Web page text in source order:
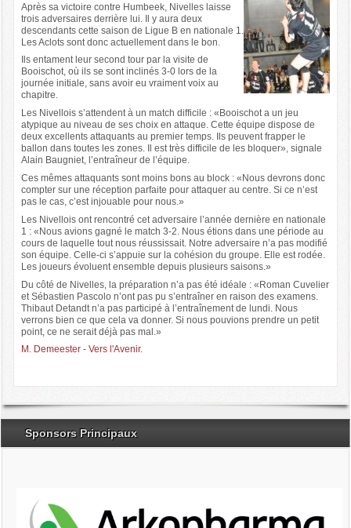
Après sa victoire contre Humbeek, Nivelles laisse
trois adversaires derrière lui. Il y aura deux
descendants cette saison de Ligue B en nationale 1.
Les Aclots sont donc actuellement dans le bon.
Ils entament leur second tour par la visite de
Booischot, où ils se sont inclinés 3-0 lors de la
journée initiale, sans avoir eu vraiment voix au
chapitre.
Les Nivellois s’attendent à un match difficile : «Booischot a un jeu
atypique au niveau de ses choix en attaque. Cette équipe dispose de
deux excellents attaquants au premier temps. Ils peuvent frapper le
ballon dans toutes les zones. Il est très difficile de les bloquer», signale
Alain Baugniet, l’entraîneur de l’équipe.
Ces mêmes attaquants sont moins bons au block : «Nous devrons donc
compter sur une réception parfaite pour attaquer au centre. Si ce n’est
pas le cas, c’est injouable pour nous.»
Les Nivellois ont rencontré cet adversaire l’année dernière en nationale
1 : «Nous avions gagné le match 3-2. Nous étions dans une période au
cours de laquelle tout nous réussissait. Notre adversaire n’a pas modifié
son équipe. Celle-ci s’appuie sur la cohésion du groupe. Elle est rodée.
Les joueurs évoluent ensemble depuis plusieurs saisons.»
Du côté de Nivelles, la préparation n’a pas été idéale : «Roman Cuvelier
et Sébastien Pascolo n’ont pas pu s’entraîner en raison des examens.
Thibaut Detandt n’a pas participé à l’entraînement de lundi. Nous
verrons bien ce que cela va donner. Si nous pouvions prendre un petit
point, ce ne serait déjà pas mal.»
M. Demeester - Vers l'Avenir.
Sponsors Principaux